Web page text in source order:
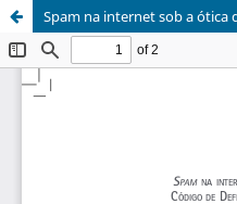
Spam na internet sob a ótica